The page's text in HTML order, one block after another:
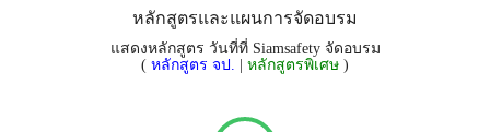
หลักสูตรและแผนการจัดอบรม
แสดงหลักสูตร วันที่ที่ Siamsafety จัดอบรม
( หลักสูตร จป. หลักสูตรพิเศษ )